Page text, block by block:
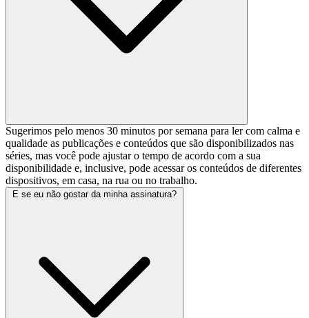
Sugerimos pelo menos 30 minutos por semana para ler com calma e
qualidade as publicações e conteúdos que são disponibilizados nas
séries, mas você pode ajustar o tempo de acordo com a sua
disponibilidade e, inclusive, pode acessar os conteúdos de diferentes
dispositivos, em casa, na rua ou no trabalho.
E se eu não gostar da minha assinatura?